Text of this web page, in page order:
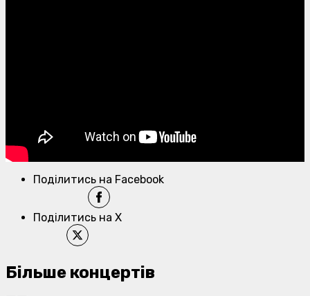
Поділитись на Facebook
Поділитись на X
Більше концертів